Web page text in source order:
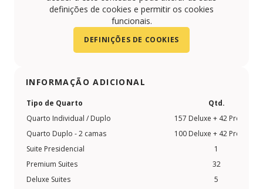
definições de cookies e permitir os cookies
funcionais.
DEFINIÇÕES DE COOKIES
INFORMAÇÃO ADICIONAL
Tipo de Quarto
Qtd.
Quarto Individual / Duplo
157 Deluxe + 42 Premium
Quarto Duplo - 2 camas
100 Deluxe + 42 Premium
Suite Presidencial
1
Premium Suites
32
Deluxe Suites
5